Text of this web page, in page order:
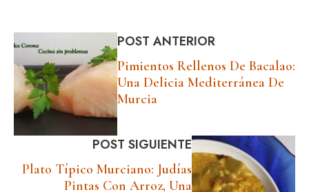
POST ANTERIOR
Pimientos Rellenos De Bacalao:
Una Delicia Mediterránea De
Murcia
POST SIGUIENTE
Plato Típico Murciano: Judías
Pintas Con Arroz, Una